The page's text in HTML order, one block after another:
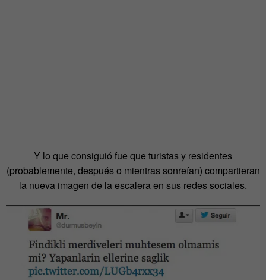
Y lo que consiguió fue que turistas y residentes
(probablemente, después o mientras sonreían) compartieran
la nueva imagen de la escalera en sus redes sociales.